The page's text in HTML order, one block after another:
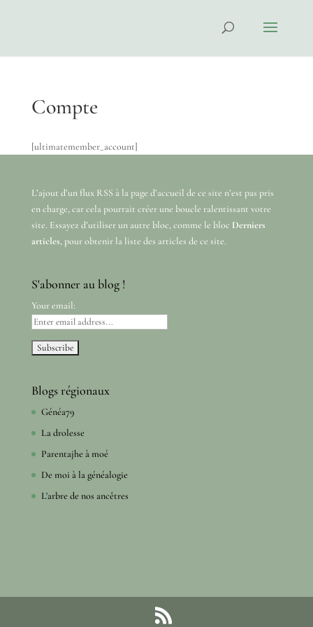
Compte
[ultimatemember_account]
L’ajout d’un flux RSS à la page d’accueil de ce site n’est pas pris
en charge, car cela pourrait créer une boucle ralentissant votre
site. Essayez d’utiliser un autre bloc, comme le bloc Derniers
articles, pour obtenir la liste des articles de ce site.
S'abonner au blog !
Your email:
Blogs régionaux
Généa79
La drolesse
Parentajhe à moé
De moi à la généalogie
L'arbre de nos ancêtres